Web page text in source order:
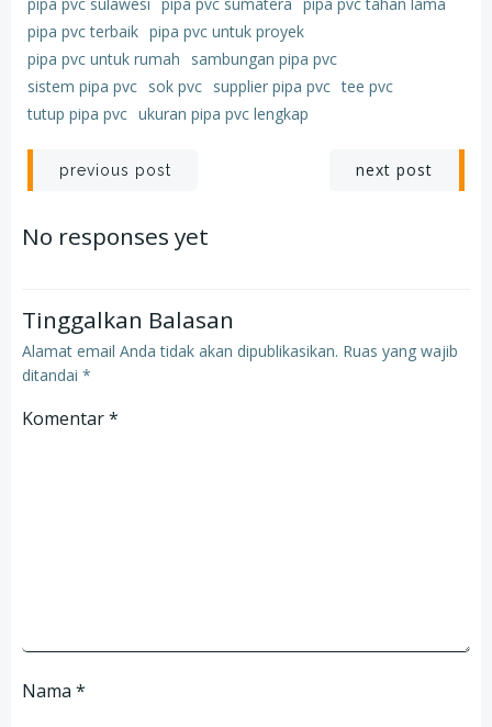
pipa pvc terbaik pipa pvc untuk proyek
pipa pvc untuk rumah
sambungan pipa pvc
sistem pipa pvc sok pvc supplier pipa pvc tee pvc
tutup pipa pvc ukuran pipa pvc lengkap
Post
navigation
previous post next post
No responses yet
Tinggalkan Balasan
Alamat email Anda tidak akan dipublikasikan. Ruas yang wajib
ditandai *
Komentar*
Nama *